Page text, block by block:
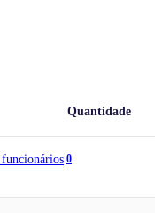
Quantidade
funcionários 0